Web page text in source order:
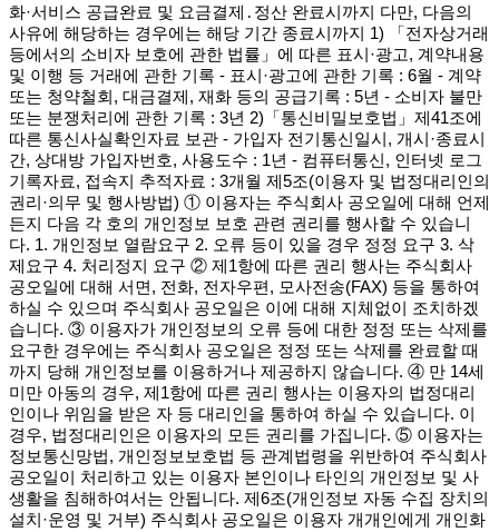
화·서비스 공급완료 및 요금결제․정산 완료시까지 다만, 다음의
사유에 해당하는 경우에는 해당 기간 종료시까지 1) 「전자상거래
등에서의 소비자 보호에 관한 법률」에 따른 표시·광고, 계약내용
및 이행 등 거래에 관한 기록 - 표시·광고에 관한 기록 : 6월 - 계약
또는 청약철회, 대금결제, 재화 등의 공급기록 : 5년 - 소비자 불만
또는 분쟁처리에 관한 기록 : 3년 2)「통신비밀보호법」제41조에
따른 통신사실확인자료 보관 - 가입자 전기통신일시, 개시·종료시
간, 상대방 가입자번호, 사용도수 : 1년 - 컴퓨터통신, 인터넷 로그
기록자료, 접속지 추적자료 : 3개월 제5조(이용자 및 법정대리인의
권리·의무 및 행사방법) ① 이용자는 주식회사 공오일에 대해 언제
든지 다음 각 호의 개인정보 보호 관련 권리를 행사할 수 있습니
다. 1. 개인정보 열람요구 2. 오류 등이 있을 경우 정정 요구 3. 삭
제요구 4. 처리정지 요구 ② 제1항에 따른 권리 행사는 주식회사
공오일에 대해 서면, 전화, 전자우편, 모사전송(FAX) 등을 통하여
하실 수 있으며 주식회사 공오일은 이에 대해 지체없이 조치하겠
습니다. ③ 이용자가 개인정보의 오류 등에 대한 정정 또는 삭제를
요구한 경우에는 주식회사 공오일은 정정 또는 삭제를 완료할 때
까지 당해 개인정보를 이용하거나 제공하지 않습니다. ④ 만 14세
미만 아동의 경우, 제1항에 따른 권리 행사는 이용자의 법정대리
인이나 위임을 받은 자 등 대리인을 통하여 하실 수 있습니다. 이
경우, 법정대리인은 이용자의 모든 권리를 가집니다. ⑤ 이용자는
정보통신망법, 개인정보보호법 등 관계법령을 위반하여 주식회사
공오일이 처리하고 있는 이용자 본인이나 타인의 개인정보 및 사
생활을 침해하여서는 안됩니다. 제6조(개인정보 자동 수집 장치의
설치·운영 및 거부) 주식회사 공오일은 이용자 개개인에게 개인화